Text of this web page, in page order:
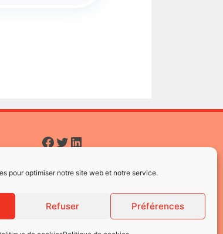
pour optimiser notre site web et notre service.
Refuser Préférences
Facebook
Twitter
LinkedIn